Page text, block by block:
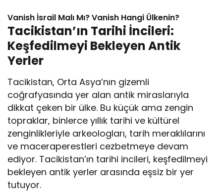
Vanish İsrail Malı Mı? Vanish Hangi Ülkenin?
Tacikistan’ın Tarihi İncileri:
Keşfedilmeyi Bekleyen Antik
Yerler
Tacikistan, Orta Asya’nın gizemli
coğrafyasında yer alan antik miraslarıyla
dikkat çeken bir ülke. Bu küçük ama zengin
topraklar, binlerce yıllık tarihi ve kültürel
zenginlikleriyle arkeologları, tarih meraklılarını
ve maceraperestleri cezbetmeye devam
ediyor. Tacikistan’ın tarihi incileri, keşfedilmeyi
bekleyen antik yerler arasında eşsiz bir yer
tutuyor.